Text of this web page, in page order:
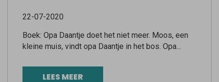
22-07-2020
Boek: Opa Daantje doet het niet meer. Moos, een
kleine muis, vindt opa Daantje in het bos. Opa...
LEES MEER